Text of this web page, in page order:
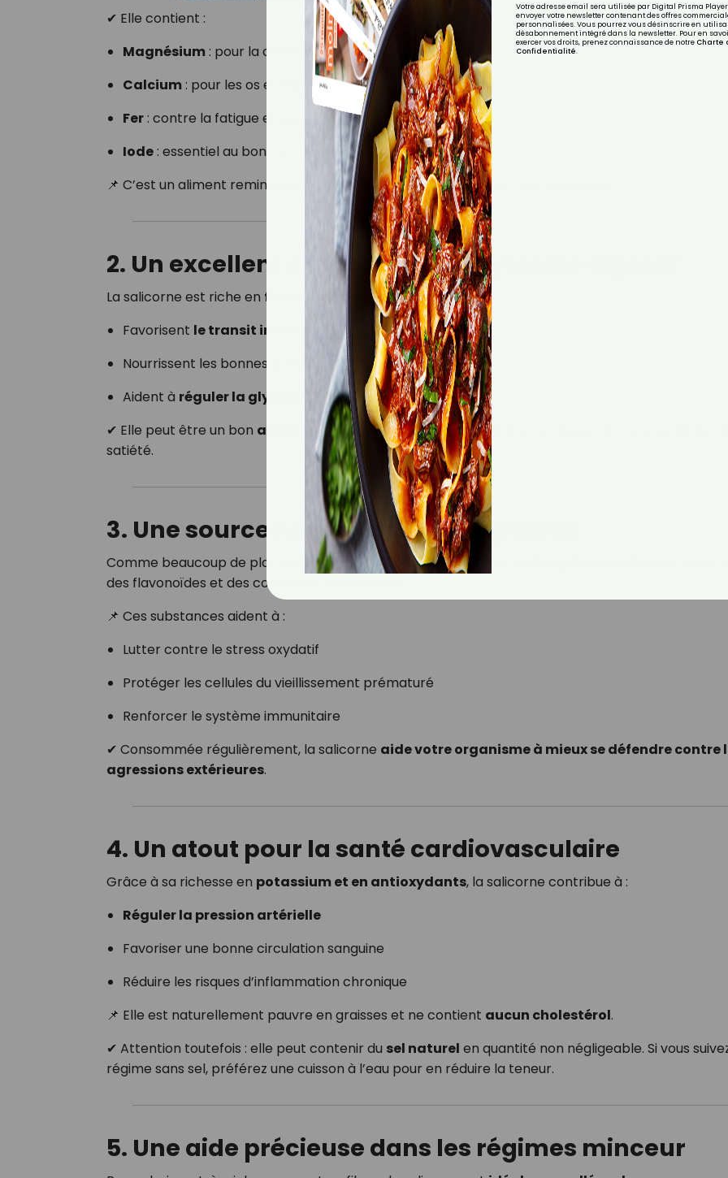
✔ Elle contient :
Magnésium : pour la détente musculaire et nerveuse
Calcium : pour les os et les dents
Fer : contre la fatigue et pour l’oxygénation du sang
Iode : essentiel au bon fonctionnement de la thyroïde
📌 C’est un aliment reminéralisant idéal en cas de fatigue ou de régime appauvri.
2. Un excellent aliment pour le système digestif
La salicorne est riche en fibres végétales, qui :
Favorisent le transit intestinal
Nourrissent les bonnes bactéries du microbiote
Aident à réguler la glycémie et l’appétit
✔ Elle peut être un bon allié naturel contre la constipation
satiété.
3. Une source naturelle d’antioxydants
Comme beaucoup de plantes marines, la salicorne est riche en
des flavonoïdes et des composés phénoliques.
📌 Ces substances aident à :
Lutter contre le stress oxydatif
Protéger les cellules du vieillissement prématuré
Renforcer le système immunitaire
✔ Consommée régulièrement, la salicorne aide votre organisme à mieux se défendre contre
agressions extérieures.
4. Un atout pour la santé cardiovasculaire
Grâce à sa richesse en potassium et en antioxydants, la salicorne contribue à :
Réguler la pression artérielle
Favoriser une bonne circulation sanguine
Réduire les risques d’inflammation chronique
📌 Elle est naturellement pauvre en graisses et ne contient aucun cholestérol.
✔ Attention toutefois : elle peut contenir du sel naturel en quantité non négligeable. Si vous
régime sans sel, préférez une cuisson à l’eau pour en réduire la teneur.
5. Une aide précieuse dans les régimes minceur
Votre adresse email sera utilisée par Digital Prisma
envoyer votre newsletter contenant des offres
personnalisées. Vous pourrez vous désinscrire en
désabonnement intégré dans la newsletter. Pour en
exercer vos droits, prenez connaissance de notre Charte
Confidentialité.